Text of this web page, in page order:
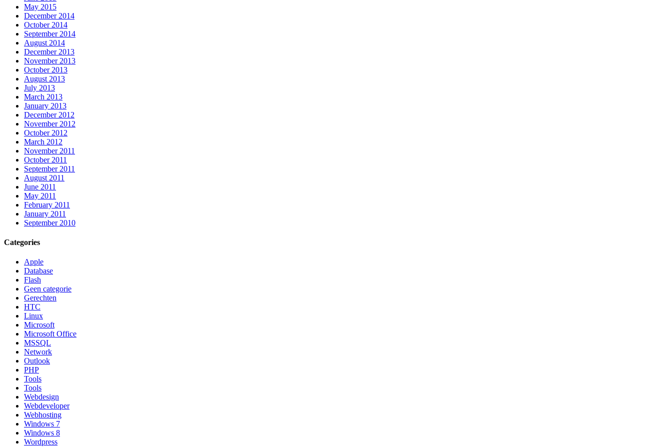
May 2015
December 2014
October 2014
September 2014
August 2014
December 2013
November 2013
October 2013
August 2013
July 2013
March 2013
January 2013
December 2012
November 2012
October 2012
March 2012
November 2011
October 2011
September 2011
August 2011
June 2011
May 2011
February 2011
January 2011
September 2010
Categories
Apple
Database
Flash
Geen categorie
Gerechten
HTC
Linux
Microsoft
Microsoft Office
MSSQL
Network
Outlook
PHP
Tools
Tools
Webdesign
Webdeveloper
Webhosting
Windows 7
Windows 8
Wordpress